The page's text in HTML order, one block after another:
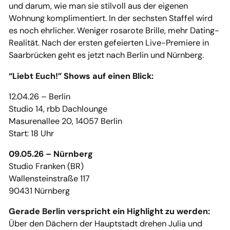
und darum, wie man sie stilvoll aus der eigenen
Wohnung komplimentiert. In der sechsten Staffel wird
es noch ehrlicher. Weniger rosarote Brille, mehr Dating-
Realität. Nach der ersten gefeierten Live-Premiere in
Saarbrücken geht es jetzt nach Berlin und Nürnberg.
“Liebt Euch!” Shows auf einen Blick:
12.04.26 – Berlin
Studio 14, rbb Dachlounge
Masurenallee 20, 14057 Berlin
Start: 18 Uhr
09.05.26 – Nürnberg
Studio Franken (BR)
Wallensteinstraße 117
90431 Nürnberg
Gerade Berlin verspricht ein Highlight zu werden:
Über den Dächern der Hauptstadt drehen Julia und